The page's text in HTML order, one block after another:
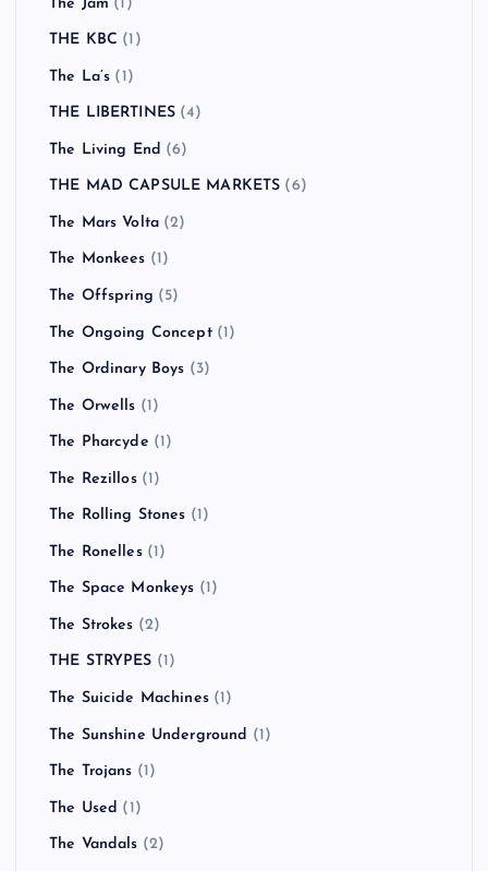
The Jam (1)
THE KBC (1)
The La’s (1)
THE LIBERTINES (4)
The Living End (6)
THE MAD CAPSULE MARKETS (6)
The Mars Volta (2)
The Monkees (1)
The Offspring (5)
The Ongoing Concept(1)
The Ordinary Boys (3)
The Orwells (1)
The Pharcyde (1)
The Rezillos(1)
The Rolling Stones (1)
The Ronelles(1)
The Space Monkeys (1)
The Strokes (2)
THE STRYPES (1)
The Suicide Machines(1)
The Sunshine Underground (1)
The Trojans (1)
The Used (1)
The Vandals (2)